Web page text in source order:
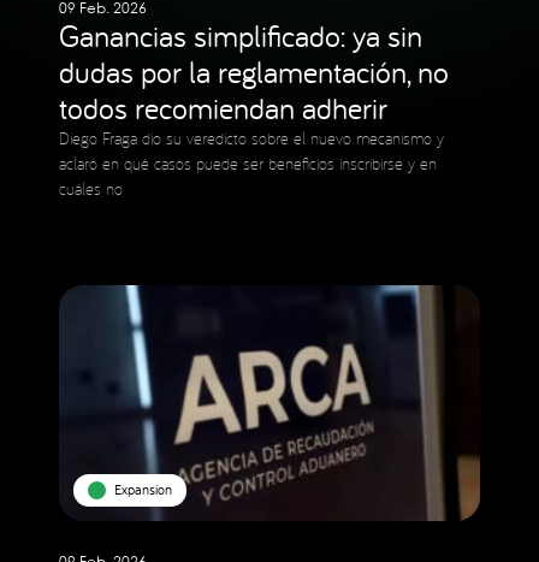
09 Feb. 2026
Ganancias simplificado: ya sin
dudas por la reglamentación, no
todos recomiendan adherir
Diego Fraga dio su veredicto sobre el nuevo mecanismo y
aclaró en qué casos puede ser beneficios inscribirse y en
cuáles no
Expansion